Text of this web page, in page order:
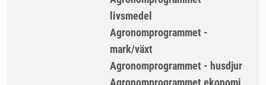
livsmedel
Agronomprogrammet -
mark/växt
Agronomprogrammet - husdjur
Agronomprogrammet ekonomi